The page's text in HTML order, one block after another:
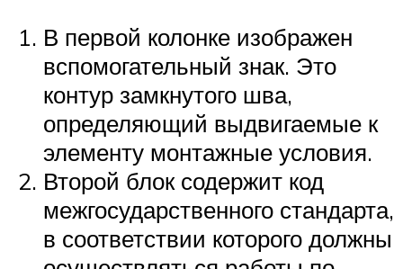
В первой колонке изображен
вспомогательный знак. Это
контур замкнутого шва,
определяющий выдвигаемые к
элементу монтажные условия.
Второй блок содержит код
межгосударственного стандарта,
в соответствии которого должны